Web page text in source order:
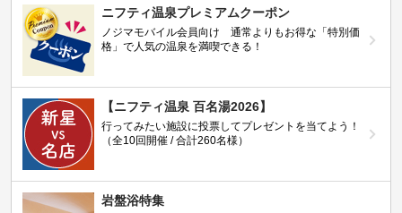
ニフティ温泉プレミアムクーポン
ノジマモバイル会員向け 通常よりもお得な「特別価
格」で人気の温泉を満喫できる！
【ニフティ温泉 百名湯2026】
行ってみたい施設に投票してプレゼントを当てよう！
（全10回開催 / 合計260名様）
岩盤浴特集